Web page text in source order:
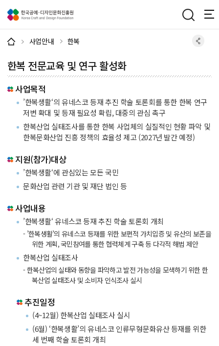
사업안내 한복
한복 전문교육 및 연구 활성화
사업목적
’한복생활‘의 유네스코 등재 추진 학술 토론회를 통한 한복 연구
저변 확대 및 등재 필요성 확립, 대중의 관심 촉구
한복산업 실태조사를 통한 한복 사업체의 실질적인 현황 파악 및
한복문화산업 진흥 정책의 효율성 제고 (2027년 발간 예정)
지원(참가)대상
’한복생활‘에 관심있는 모든 국민
문화산업 관련 기관 및 재단 법인 등
사업내용
’한복생활‘ 유네스코 등재 추진 학술 토론회 개최
- ’한복생활’의 유네스코 등재를 위한 보편적 가치입증 및 유산의 보존을
위한 계획, 국민참여를 통한 협력체계 구축 등 다각적 해법 제안
한복산업 실태조사
- 한복산업의 실태와 동향을 파악하고 발전 가능성을 모색하기 위한 한
복산업 실태조사 및 소비자 인식조사 실시
추진일정
(4~12월) 한복산업 실태조사 실시
(6월) ‘한복생활’의 유네스코 인류무형문화유산 등재를 위한
세 번째 학술 토론회 개최